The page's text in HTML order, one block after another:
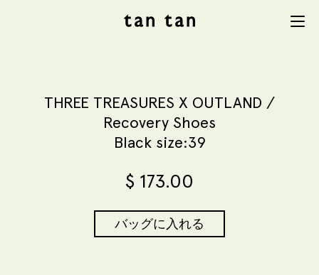
THREE TREASURES X OUTLAND /
Recovery Shoes
Black size:39
$ 173.00
バッグに入れる